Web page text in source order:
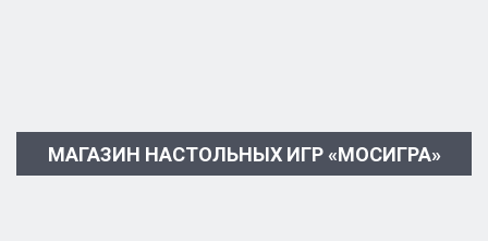
МАГАЗИН НАСТОЛЬНЫХ ИГР «МОСИГРА»